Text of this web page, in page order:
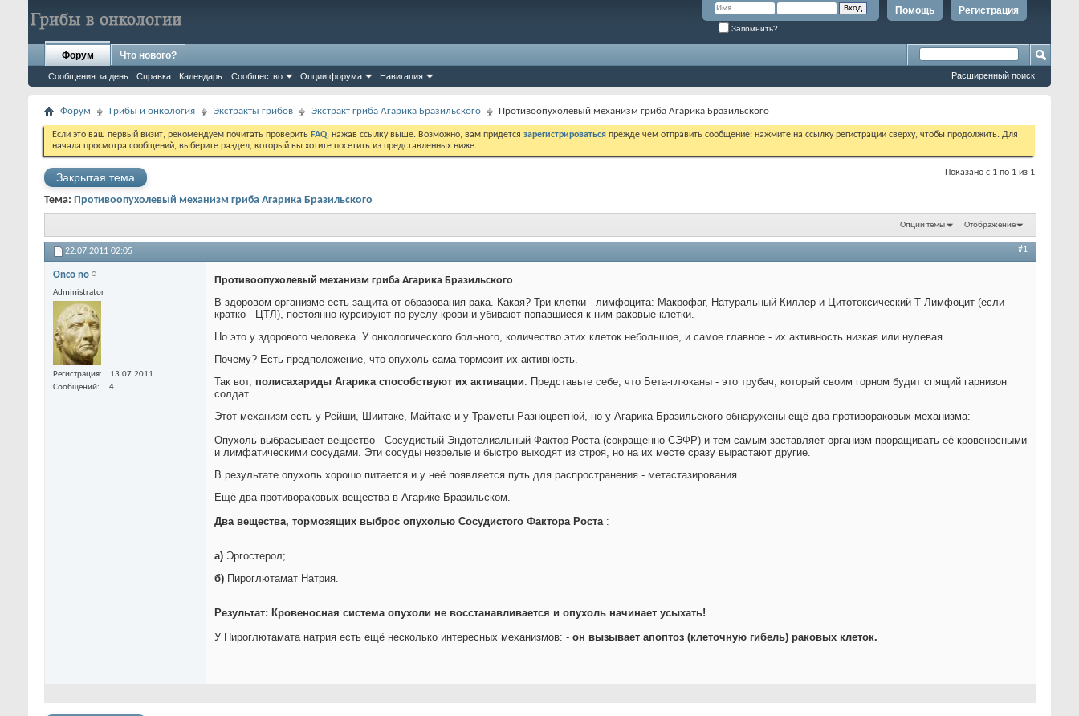
Регистрация
Помощь
Запомнить?
Форум
Сообщения за день Справка Календарь Сообщество Опции форума Навигация
Что нового?
Расширенный поиск
Форум Грибы и онкология Экстракты грибов Экстракт гриба Агарика Бразильского Противоопухолевый механизм гриба Агарика Бразильского
Если это ваш первый визит, рекомендуем почитать проверить FAQ, нажав ссылку выше. Возможно, вам придется зарегистрироваться прежде чем отправить сообщение: нажмите на ссылку регистрации сверху, чтобы продолжить. Для
начала просмотра сообщений, выберите раздел, который вы хотите посетить из представленных ниже.
Закрытая тема Показано с 1 по 1 из 1
Тема: Противоопухолевый механизм гриба Агарика Бразильского
Опции темы Отображение
22.07.2011 02:05 #1
Onco no
Administrator
Регистрация
13.07.2011
Сообщений
4
Противоопухолевый механизм гриба Агарика Бразильского
В здоровом организме есть защита от образования рака. Какая? Три клетки - лимфоцита: Макрофаг, Натуральный Киллер и Цитотоксический Т-Лимфоцит (если
кратко - ЦТЛ), постоянно курсируют по руслу крови и убивают попавшиеся к ним раковые клетки.
Но это у здорового человека. У онкологического больного, количество этих клеток небольшое, и самое главное - их активность низкая или нулевая.
Почему? Есть предположение, что опухоль сама тормозит их активность.
Так вот, полисахариды Агарика способствуют их активации. Представьте себе, что Бета-глюканы - это трубач, который своим горном будит спящий гарнизон
солдат.
Этот механизм есть у Рейши, Шиитаке, Майтаке и у Траметы Разноцветной, но у Агарика Бразильского обнаружены ещё два противораковых механизма:
Опухоль выбрасывает вещество - Сосудистый Эндотелиальный Фактор Роста (сокращенно-СЭФР) и тем самым заставляет организм проращивать её кровеносными
и лимфатическими сосудами. Эти сосуды незрелые и быстро выходят из строя, но на их месте сразу вырастают другие.
В результате опухоль хорошо питается и у неё появляется путь для распространения - метастазирования.
Ещё два противораковых вещества в Агарике Бразильском.
Два вещества, тормозящих выброс опухолью Сосудистого Фактора Роста :
а) Эргостерол;
б) Пироглютамат Натрия.
Результат: Кровеносная система опухоли не восстанавливается и опухоль начинает усыхать!
У Пироглютамата натрия есть ещё несколько интересных механизмов: - он вызывает апоптоз (клеточную гибель) раковых клеток.